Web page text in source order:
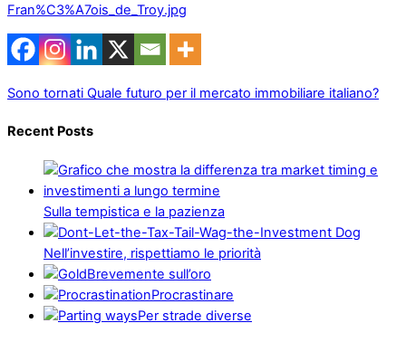
Fran%C3%A7ois_de_Troy.jpg
Sono tornati Quale futuro per il mercato immobiliare italiano?
Recent Posts
Sulla tempistica e la pazienza
Nell’investire, rispettiamo le priorità
Brevemente sull’oro
Procrastinare
Per strade diverse